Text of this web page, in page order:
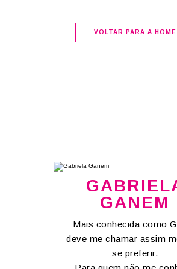
VOLTAR PARA A HOME
GANEM
Mais conhecida como
deve me chamar assim
se preferir.